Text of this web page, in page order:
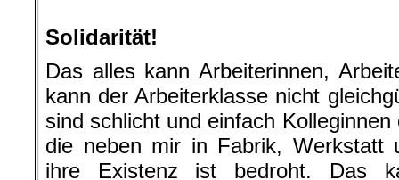
Solidarität!
Das alles kann Arbeiterinnen,
kann der Arbeiterklasse nicht
sind schlicht und einfach
die neben mir in Fabrik, Werkstatt
ihre Existenz ist bedroht. Das